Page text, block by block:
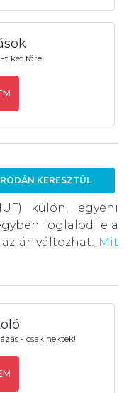
két főre
KERESZTÜL
külön, egyéni
foglalod le a
ár változhat.
Mit
- csak nektek!